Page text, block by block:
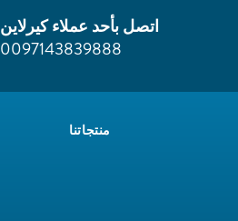
اتصل بأحد عملاء كيرلاين
0097143839888
منتجاتنا